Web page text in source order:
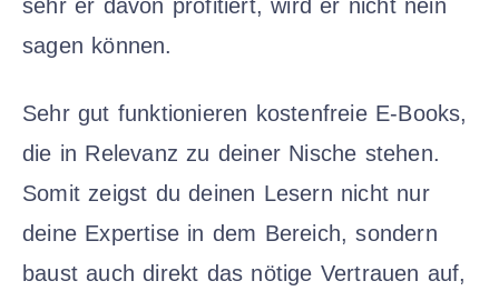
sehr er davon profitiert, wird er nicht nein
sagen können.
Sehr gut funktionieren kostenfreie E-Books,
die in Relevanz zu deiner Nische stehen.
Somit zeigst du deinen Lesern nicht nur
deine Expertise in dem Bereich, sondern
baust auch direkt das nötige Vertrauen auf,